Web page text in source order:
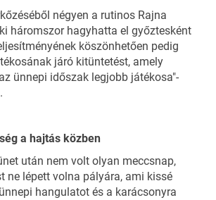
négyen a rutinos Rajna
háromszor hagyhatta el győztesként
köszönhetően pedig
járó kitüntetést, amely
ünnepi időszak legjobb játékosa"-
a hajtás közben
után nem volt olyan meccsnap,
ne lépett volna pályára, ami kissé
hangulatot és a karácsonyra